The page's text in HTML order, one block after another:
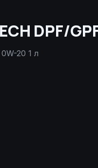
DPF/
20 1 л